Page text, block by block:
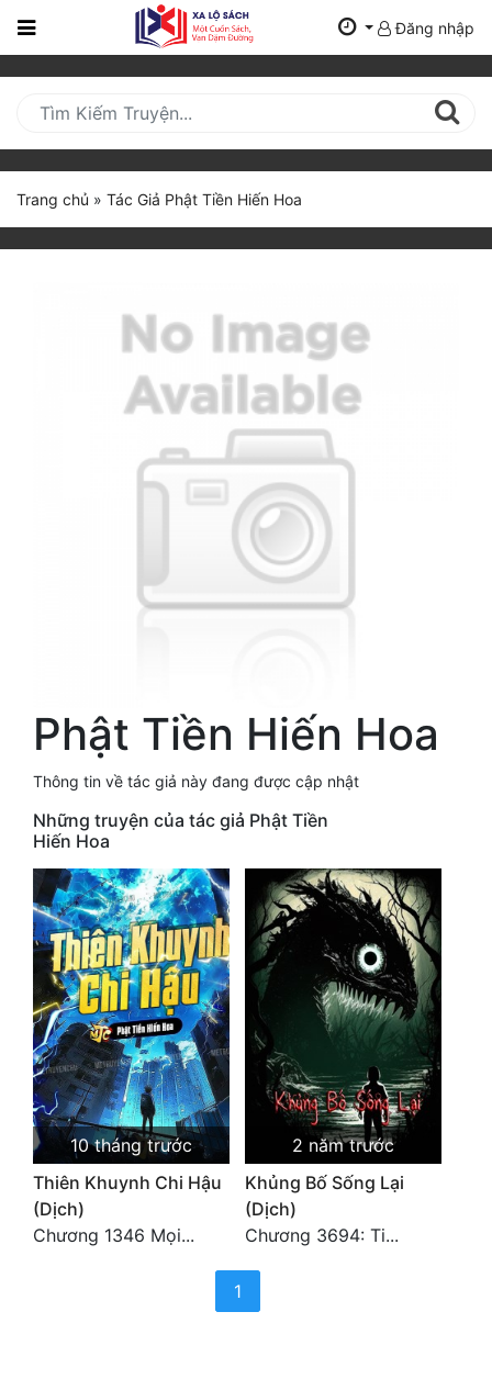
Trang
Mới
Cập
Nhật
(current)
Truyện ngắn
Xa Lộ Dịch
Cung Đấu
Cạnh Kỹ
Cổ Tiên Hiệp
Cổ Đại
Du Hí
Dã Sử
Dị Giới
Dị Năng
Gia Đấu
Đăng nhập
Trang chủ » Tác Giả Phật Tiền Hiến Hoa
Phật Tiền Hiến Hoa
Thông tin về tác giả này đang được cập nhật
Những truyện của tác giả Phật Tiền
Hiến Hoa
10 tháng trước
Thiên Khuynh Chi Hậu
(Dịch)
Chương 1346 Mọi...
2 năm trước
Khủng Bố Sống Lại
(Dịch)
Chương 3694: Ti...
1
(current)